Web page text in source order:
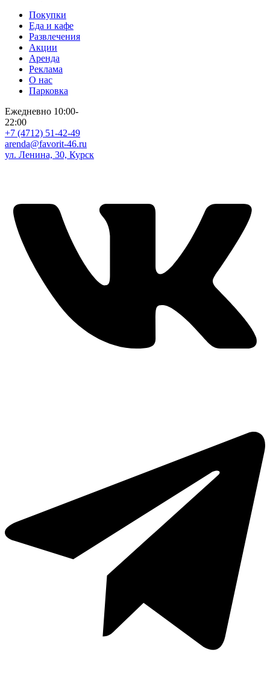
Покупки
Еда и кафе
Развлечения
Акции
Аренда
Реклама
О нас
Парковка
Ежедневно 10:00-
22:00
+7 (4712) 51-42-49
arenda@favorit-46.ru
ул. Ленина, 30, Курск